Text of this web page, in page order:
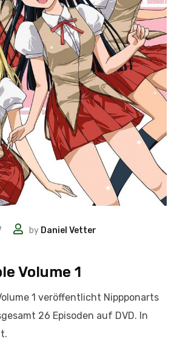
by Daniel Vetter
Volume 1
1 veröffentlicht Nippponarts
26 Episoden auf DVD. In